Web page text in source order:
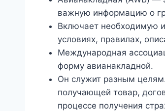
важную информацию о
Включает необходимую
условиях, правилах,
Международная
форму авианакладной.
Он служит разным
получающей товар,
процессе получения